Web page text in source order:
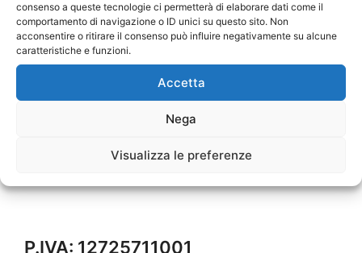
consenso a queste tecnologie ci permetterà di elaborare dati come il
comportamento di navigazione o ID unici su questo sito. Non
acconsentire o ritirare il consenso può influire negativamente su alcune
caratteristiche e funzioni.
Accetta
Nega
Visualizza le preferenze
P.IVA: 12725711001